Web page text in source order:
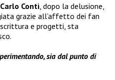
Carlo Conti , dopo la delusione,
grazie all’affetto dei fan
scrittura e progetti, sta
sia dal punto di